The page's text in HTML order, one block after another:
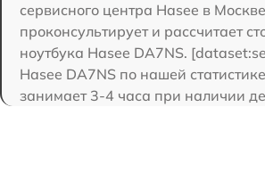
сервисного центра Hasee в Москве
проконсультирует и рассчитает
ноутбука Hasee DA7NS.
Hasee DA7NS по нашей
занимает 3-4 часа при наличии